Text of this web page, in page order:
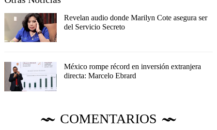
Revelan audio donde Marilyn Cote asegura ser
del Servicio Secreto
México rompe récord en inversión extranjera
directa: Marcelo Ebrard
COMENTARIOS